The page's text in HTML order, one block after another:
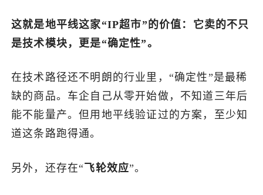
这就是地平线这家“IP超市”的价值：它卖的不只
是技术模块，更是“确定性”。
在技术路径还不明朗的行业里，“确定性”是最稀
缺的商品。车企自己从零开始做，不知道三年后
能不能量产。但用地平线验证过的方案，至少知
道这条路跑得通。
另外，还存在“飞轮效应”。